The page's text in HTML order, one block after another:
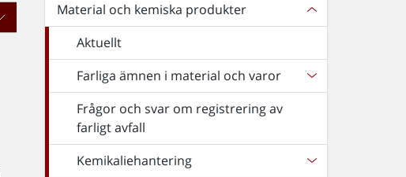
Material och kemiska produkter
Aktuellt
Farliga ämnen i material och varor
Frågor och svar om registrering av
farligt avfall
Kemikaliehantering